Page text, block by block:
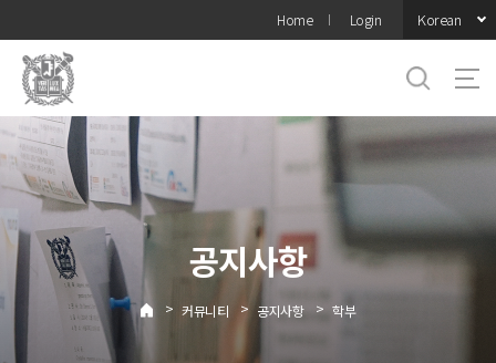
메뉴
Home Login Korean
공지사항
> 커뮤니티 > 공지사항 > 학부